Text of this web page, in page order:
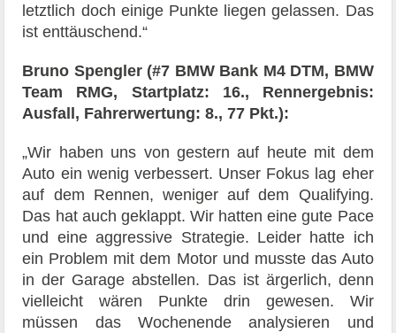
letztlich doch einige Punkte liegen gelassen. Das
ist enttäuschend.“
Bruno Spengler (#7 BMW Bank M4 DTM, BMW
Team RMG, Startplatz: 16., Rennergebnis:
Ausfall, Fahrerwertung: 8., 77 Pkt.):
„Wir haben uns von gestern auf heute mit dem
Auto ein wenig verbessert. Unser Fokus lag eher
auf dem Rennen, weniger auf dem Qualifying.
Das hat auch geklappt. Wir hatten eine gute Pace
und eine aggressive Strategie. Leider hatte ich
ein Problem mit dem Motor und musste das Auto
in der Garage abstellen. Das ist ärgerlich, denn
vielleicht wären Punkte drin gewesen. Wir
müssen das Wochenende analysieren und